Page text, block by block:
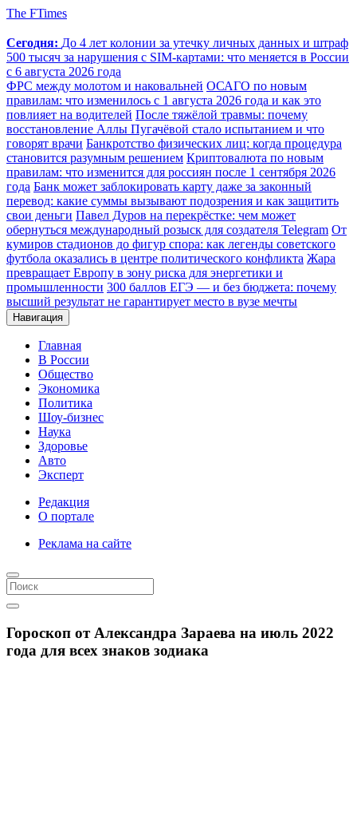
The FTimes
Сегодня: До 4 лет колонии за утечку личных данных и штраф
500 тысяч за нарушения с SIM-картами: что меняется в России
с 6 августа 2026 года
ФРС между молотом и наковальней ОСАГО по новым
правилам: что изменилось с 1 августа 2026 года и как это
повлияет на водителей После тяжёлой травмы: почему
восстановление Аллы Пугачёвой стало испытанием и что
говорят врачи Банкротство физических лиц: когда процедура
становится разумным решением Криптовалюта по новым
правилам: что изменится для россиян после 1 сентября 2026
года Банк может заблокировать карту даже за законный
перевод: какие суммы вызывают подозрения и как защитить
свои деньги Павел Дуров на перекрёстке: чем может
обернуться международный розыск для создателя Telegram От
кумиров стадионов до фигур спора: как легенды советского
футбола оказались в центре политического конфликта Жара
превращает Европу в зону риска для энергетики и
промышленности 300 баллов ЕГЭ — и без бюджета: почему
высший результат не гарантирует место в вузе мечты
Навигация
Главная
В России
Общество
Экономика
Политика
Шоу-бизнес
Наука
Здоровье
Авто
Эксперт
Редакция
О портале
Реклама на сайте
Гороскоп от Александра Зараева на июль 2022
года для всех знаков зодиака